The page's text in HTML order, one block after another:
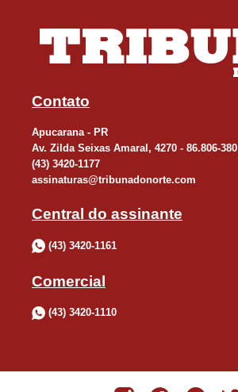
Contato
Apucarana - PR
Av. Zilda Seixas Amaral, 4270 - 86.806-380
(43) 3420-1177
assinaturas@tribunadonorte.com
Central do assinante
(43) 3420-1161
Comercial
(43) 3420-1110